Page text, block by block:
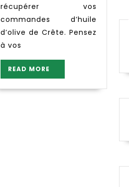
récupérer vos
commandes d’huile
d’olive de Crête. Pensez
à vos
READ MORE
MORE